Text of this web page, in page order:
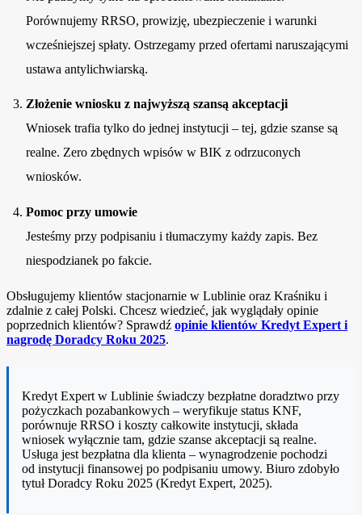
Porównujemy RRSO, prowizję, ubezpieczenie i warunki
wcześniejszej spłaty. Ostrzegamy przed ofertami naruszającymi
ustawa antylichwiarską.
Złożenie wniosku z najwyższą szansą akceptacji
Wniosek trafia tylko do jednej instytucji – tej, gdzie szanse są
realne. Zero zbędnych wpisów w BIK z odrzuconych
wniosków.
Pomoc przy umowie
Jesteśmy przy podpisaniu i tłumaczymy każdy zapis. Bez
niespodzianek po fakcie.
Obsługujemy klientów stacjonarnie w Lublinie oraz Kraśniku i
zdalnie z całej Polski. Chcesz wiedzieć, jak wyglądały opinie
poprzednich klientów? Sprawdź opinie klientów Kredyt Expert i
nagrodę Doradcy Roku 2025.
Kredyt Expert w Lublinie świadczy bezpłatne doradztwo przy
pożyczkach pozabankowych – weryfikuje status KNF,
porównuje RRSO i koszty całkowite instytucji, składa
wniosek wyłącznie tam, gdzie szanse akceptacji są realne.
Usługa jest bezpłatna dla klienta – wynagrodzenie pochodzi
od instytucji finansowej po podpisaniu umowy. Biuro zdobyło
tytuł Doradcy Roku 2025 (Kredyt Expert, 2025).